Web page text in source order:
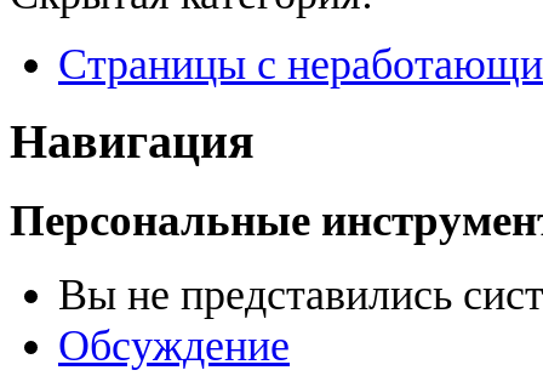
Страницы с
Навигация
Персональные
Вы не представились
Обсуждение